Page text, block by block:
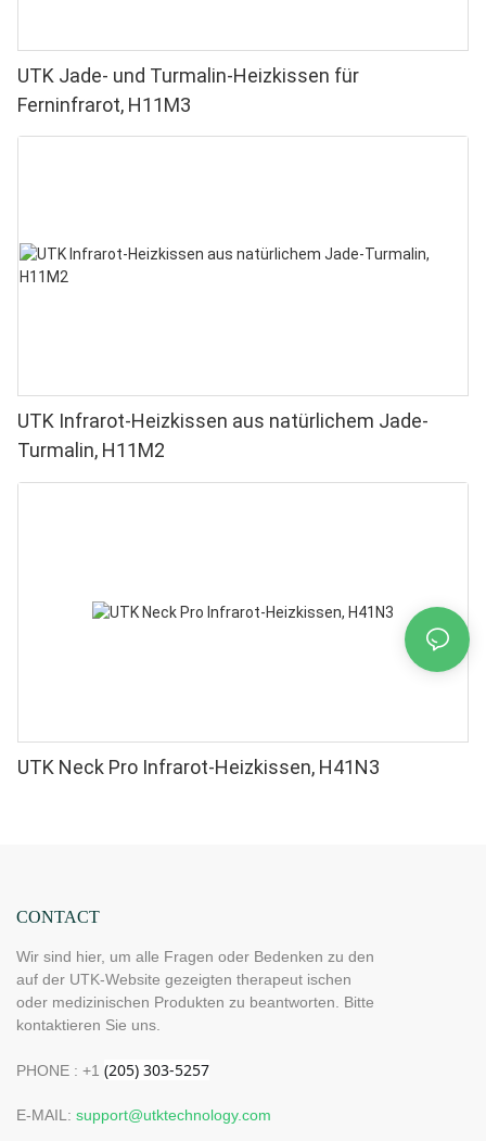
UTK Jade- und Turmalin-Heizkissen für
Ferninfrarot, H11M3
UTK Infrarot-Heizkissen aus natürlichem Jade-
Turmalin, H11M2
UTK Neck Pro Infrarot-Heizkissen, H41N3
CONTACT
Wir sind hier, um alle Fragen oder Bedenken zu den
auf der UTK-Website gezeigten therapeut ischen
oder medizinischen Produkten zu beantworten. Bitte
kontaktieren Sie uns.
PHONE : +1
E-MAIL: support@utktechnology.com